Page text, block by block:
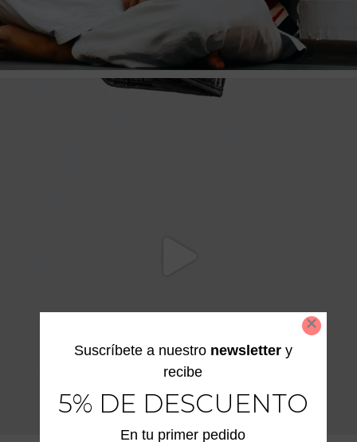
Suscríbete a nuestro newslettery
recibe
5% DE DESCUENTO
En tu primer pedido